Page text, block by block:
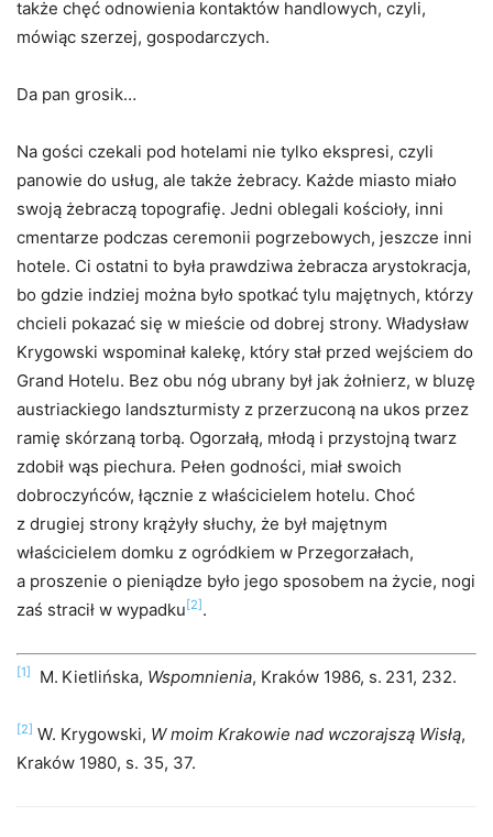
także chęć odnowienia kontaktów handlowych, czyli,
mówiąc szerzej, gospodarczych.
Da pan grosik…
Na gości czekali pod hotelami nie tylko ekspresi, czyli
panowie do usług, ale także żebracy. Każde miasto miało
swoją żebraczą topografię. Jedni oblegali kościoły, inni
cmentarze podczas ceremonii pogrzebowych, jeszcze inni
hotele. Ci ostatni to była prawdziwa żebracza arystokracja,
bo gdzie indziej można było spotkać tylu majętnych, którzy
chcieli pokazać się w mieście od dobrej strony. Władysław
Krygowski wspominał kalekę, który stał przed wejściem do
Grand Hotelu. Bez obu nóg ubrany był jak żołnierz, w bluzę
austriackiego landszturmisty z przerzuconą na ukos przez
ramię skórzaną torbą. Ogorzałą, młodą i przystojną twarz
zdobił wąs piechura. Pełen godności, miał swoich
dobroczyńców, łącznie z właścicielem hotelu. Choć
z drugiej strony krążyły słuchy, że był majętnym
właścicielem domku z ogródkiem w Przegorzałach,
a proszenie o pieniądze było jego sposobem na życie, nogi
zaś stracił w wypadku [2] .
[1] M. Kietlińska, Wspomnienia, Kraków 1986, s. 231, 232.
[2] W. Krygowski, W moim Krakowie nad wczorajszą Wisłą,
Kraków 1980, s. 35, 37.